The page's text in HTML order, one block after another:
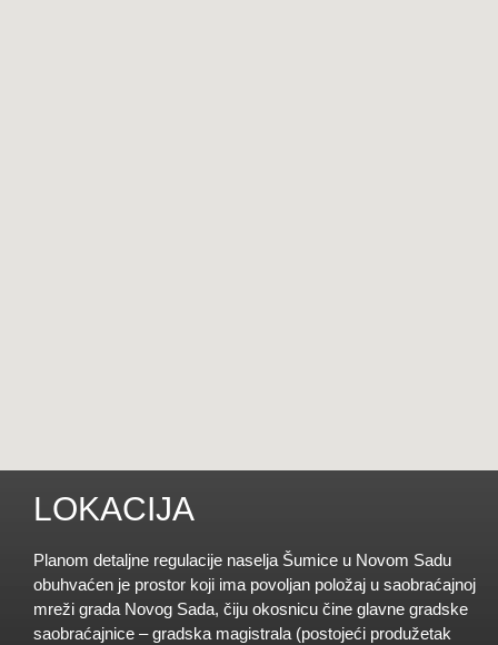
LOKACIJA
Planom detaljne regulacije naselja Šumice u Novom Sadu
obuhvaćen je prostor koji ima povoljan položaj u saobraćajnoj
mreži grada Novog Sada, čiju okosnicu čine glavne gradske
saobraćajnice – gradska magistrala (postojeći produžetak